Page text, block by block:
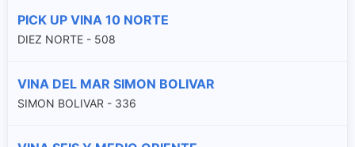
PICK UP VINA 10 NORTE
DIEZ NORTE - 508
VINA DEL MAR SIMON BOLIVAR
SIMON BOLIVAR - 336